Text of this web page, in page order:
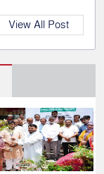
View All Post